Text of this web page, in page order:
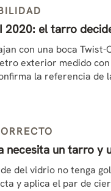
2020: el tarro
con una boca
exterior medido
la referencia de
necesita un tarro y
del vidrio no tenga
y aplica el par de